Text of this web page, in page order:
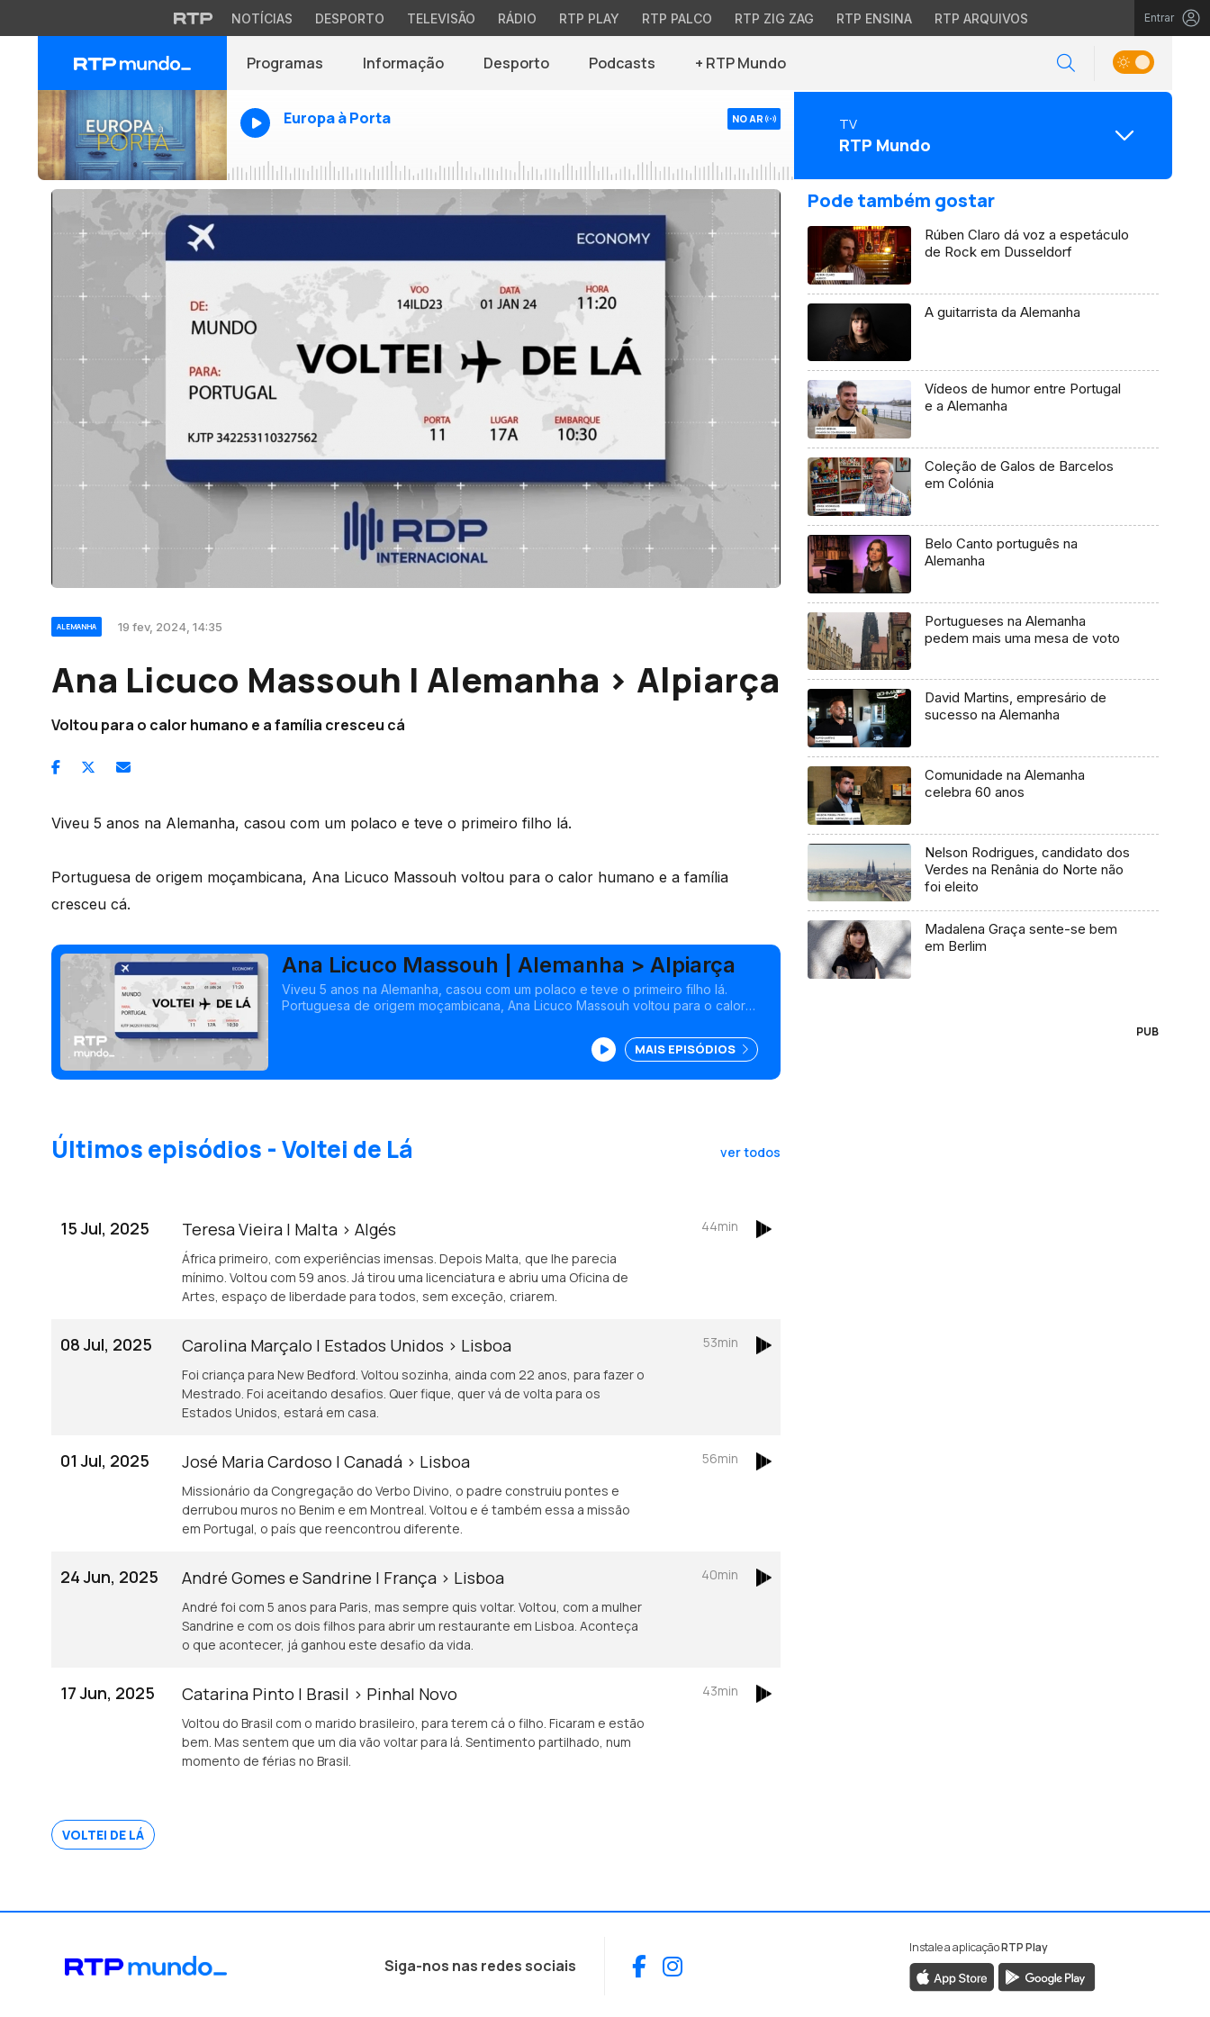
NOTÍCIAS DESPORTO TELEVISÃO RÁDIO RTP PLAY RTP PALCO RTP ZIG ZAG RTP ENSINA RTP ARQUIVOS Entrar
Programas Informação Desporto Podcasts + RTP Mundo
Europa à Porta NO AR TV
RTP Mundo
ALEMANHA 19 fev, 2024, 14:35
Ana Licuco Massouh | Alemanha > Alpiarça
Voltou para o calor humano e a família cresceu cá
Viveu 5 anos na Alemanha, casou com um polaco e teve o primeiro filho lá.
Portuguesa de origem moçambicana, Ana Licuco Massouh voltou para o calor humano e a família
cresceu cá.
Ana Licuco Massouh | Alemanha > Alpiarça
Viveu 5 anos na Alemanha, casou com um polaco e teve o primeiro filho lá.
Portuguesa de origem moçambicana, Ana Licuco Massouh voltou para o calor
MAIS EPISÓDIOS
Últimos episódios - Voltei de Lá ver todos
15 Jul, 2025 Teresa Vieira | Malta > Algés
África primeiro, com experiências imensas. Depois Malta, que lhe parecia
mínimo. Voltou com 59 anos. Já tirou uma licenciatura e abriu uma Oficina de
Artes, espaço de liberdade para todos, sem exceção, criarem.
44min
08 Jul, 2025 Carolina Marçalo | Estados Unidos > Lisboa
Foi criança para New Bedford. Voltou sozinha, ainda com 22 anos, para fazer o
Mestrado. Foi aceitando desafios. Quer fique, quer vá de volta para os
Estados Unidos, estará em casa.
53min
01 Jul, 2025 José Maria Cardoso | Canadá > Lisboa
Missionário da Congregação do Verbo Divino, o padre construiu pontes e
derrubou muros no Benim e em Montreal. Voltou e é também essa a missão
em Portugal, o país que reencontrou diferente.
56min
24 Jun, 2025 André Gomes e Sandrine | França > Lisboa
André foi com 5 anos para Paris, mas sempre quis voltar. Voltou, com a mulher
Sandrine e com os dois filhos para abrir um restaurante em Lisboa. Aconteça
o que acontecer, já ganhou este desafio da vida.
40min
17 Jun, 2025 Catarina Pinto | Brasil > Pinhal Novo
Voltou do Brasil com o marido brasileiro, para terem cá o filho. Ficaram e estão
bem. Mas sentem que um dia vão voltar para lá. Sentimento partilhado, num
momento de férias no Brasil.
43min
VOLTEI DE LÁ
Pode também gostar
Rúben Claro dá voz a espetáculo
de Rock em Dusseldorf
A guitarrista da Alemanha
Vídeos de humor entre Portugal
e a Alemanha
Coleção de Galos de Barcelos
em Colónia
Belo Canto português na
Alemanha
Portugueses na Alemanha
pedem mais uma mesa de voto
David Martins, empresário de
sucesso na Alemanha
Comunidade na Alemanha
celebra 60 anos
Nelson Rodrigues, candidato dos
Verdes na Renânia do Norte não
foi eleito
Madalena Graça sente-se bem
em Berlim
PUB
Siga-nos nas redes sociais Facebook
Instagram
Instale a aplicaçãoRTP Play